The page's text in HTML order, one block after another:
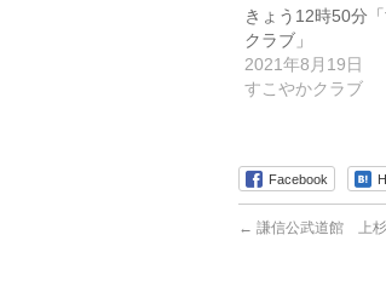
きょう12時50分
クラブ」
2021年8月19日
すこやかクラブ
Facebook
← 謙信公武道館 上